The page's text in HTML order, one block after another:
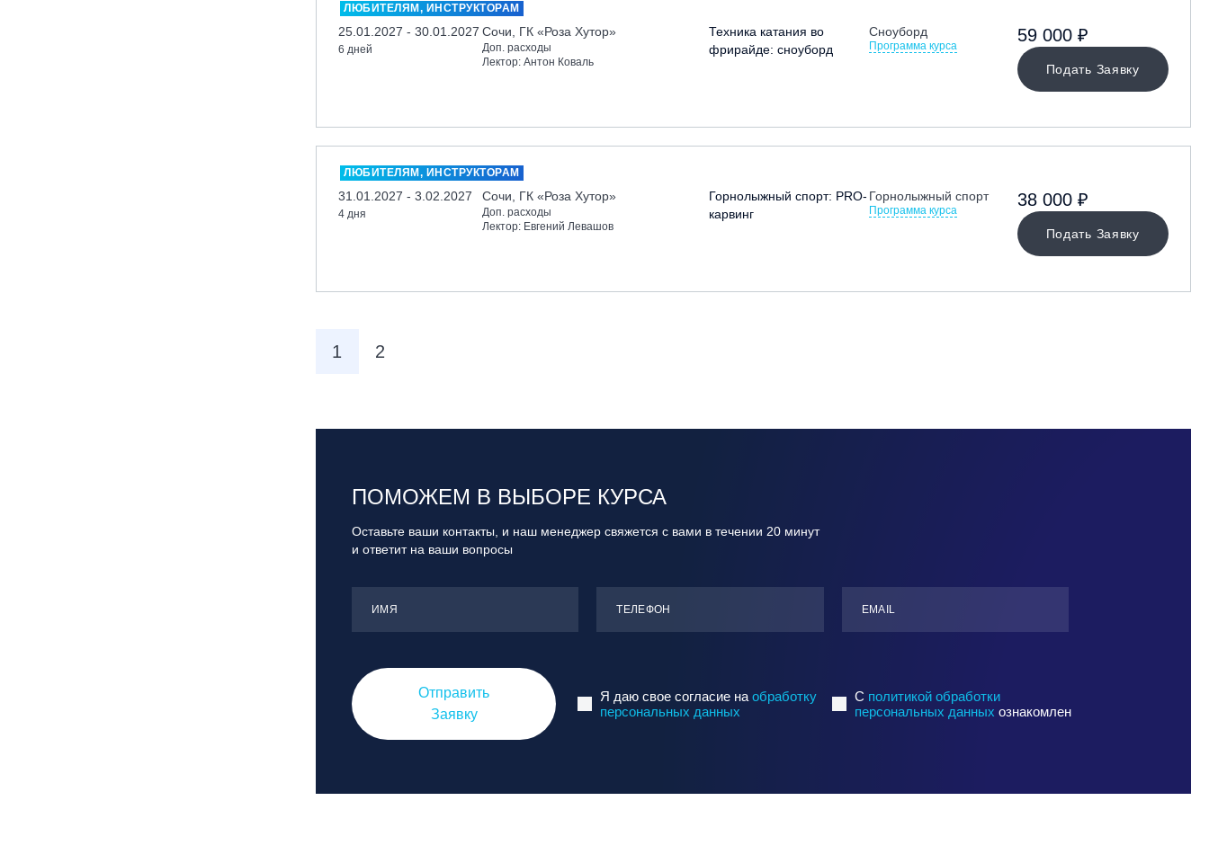
ЛЮБИТЕЛЯМ, ИНСТРУКТОРАМ
25.01.2027 - 30.01.2027
6 дней
Сочи, ГК «Роза Хутор»
Доп. расходы
Лектор: Антон Коваль
Техника катания во
фрирайде: сноуборд
Сноуборд
Программа курса
Подать Заявку
59 000 ₽
ЛЮБИТЕЛЯМ, ИНСТРУКТОРАМ
31.01.2027 - 3.02.2027
4 дня
Сочи, ГК «Роза Хутор»
Доп. расходы
Лектор: Евгений Левашов
Горнолыжный спорт: PRO-
карвинг
Горнолыжный спорт
Программа курса
Подать Заявку
38 000 ₽
1 2
ПОМОЖЕМ В ВЫБОРЕ КУРСА
Оставьте ваши контакты, и наш менеджер свяжется с вами в течении 20 минут
и ответит на ваши вопросы
ИМЯ ТЕЛЕФОН ЕMАIL
Отправить
Заявку
Я даю свое согласие наобработку
персональных данных
C политикой обработки
персональных данных ознакомлен